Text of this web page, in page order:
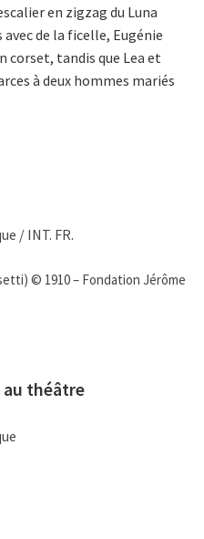
en zigzag du Luna
de la ficelle, Eugénie
corset, tandis que Lea et
à deux hommes mariés
/ INT. FR.
© 1910 – Fondation Jérôme
théâtre